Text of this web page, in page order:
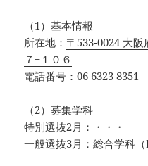
（1）基本情報
所在地： 〒533-0024 大
７−１０６
電話番号：06 6323 8351
（2）募集学科
特別選抜2月：・・・
一般選抜3月：総合学科（